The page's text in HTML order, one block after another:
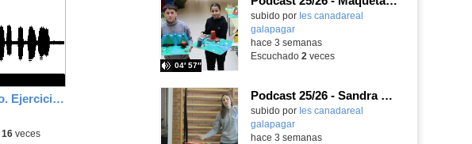
Cuña Onda Fomento. Ejercicio 2.2 Taller de Radio
16veces
subido por Ies canadareal
galapagar
04′ 57″
-
hace 3 semanas
Escuchado 2 veces
Podcast 25/26 - Sandra Gómez, campeona de Enduro
subido por Ies canadareal
galapagar-
hace 3 semanas